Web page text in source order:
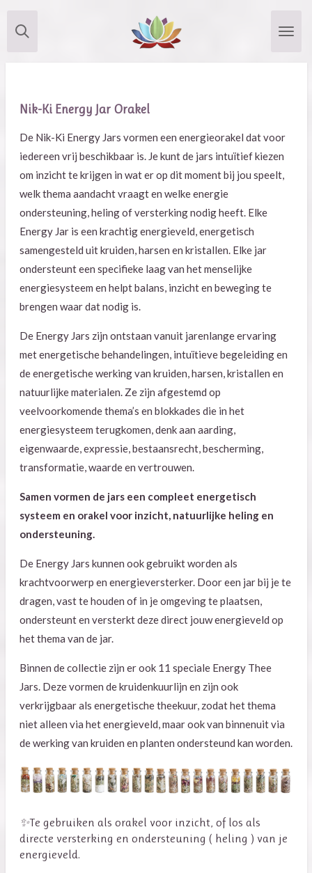
direct
Nik-Ki Energy Jar Orakel
De Nik-Ki Energy Jars vormen een energieorakel dat voor
iedereen vrij beschikbaar is. Je kunt de jars intuïtief kiezen
om inzicht te krijgen in wat er op dit moment bij jou speelt,
welk thema aandacht vraagt en welke energie
ondersteuning, heling of versterking nodig heeft. Elke
Energy Jar is een krachtig energieveld, energetisch
samengesteld uit kruiden, harsen en kristallen. Elke jar
ondersteunt een specifieke laag van het menselijke
energiesysteem en helpt balans, inzicht en beweging te
brengen waar dat nodig is.
De Energy Jars zijn ontstaan vanuit jarenlange ervaring
met energetische behandelingen, intuïtieve begeleiding en
de energetische werking van kruiden, harsen, kristallen en
natuurlijke materialen. Ze zijn afgestemd op
veelvoorkomende thema’s en blokkades die in het
energiesysteem terugkomen, denk aan aarding,
eigenwaarde, expressie, bestaansrecht, bescherming,
transformatie, waarde en vertrouwen.
Samen vormen de jars een compleet energetisch
systeem en orakel voor inzicht, natuurlijke heling en
ondersteuning.
De Energy Jars kunnen ook gebruikt worden als
krachtvoorwerp en energieversterker. Door een jar bij je te
dragen, vast te houden of in je omgeving te plaatsen,
ondersteunt en versterkt deze direct jouw energieveld op
het thema van de jar.
Binnen de collectie zijn er ook 11 speciale Energy Thee
Jars. Deze vormen de kruidenkuurlijn en zijn ook
verkrijgbaar als energetische theekuur, zodat het thema
niet alleen via het energieveld, maar ook van binnenuit via
de werking van kruiden en planten ondersteund kan worden.
✨Te gebruiken als orakel voor inzicht, of los als
directe versterking en ondersteuning ( heling ) van je
energieveld.